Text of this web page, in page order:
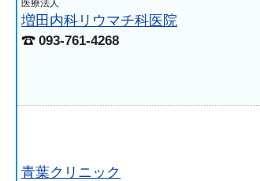
医療法人
増田内科リウマチ科医院
093-761-4268
青葉クリニック